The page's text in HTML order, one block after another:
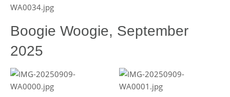
Boogie Woogie, September
2025